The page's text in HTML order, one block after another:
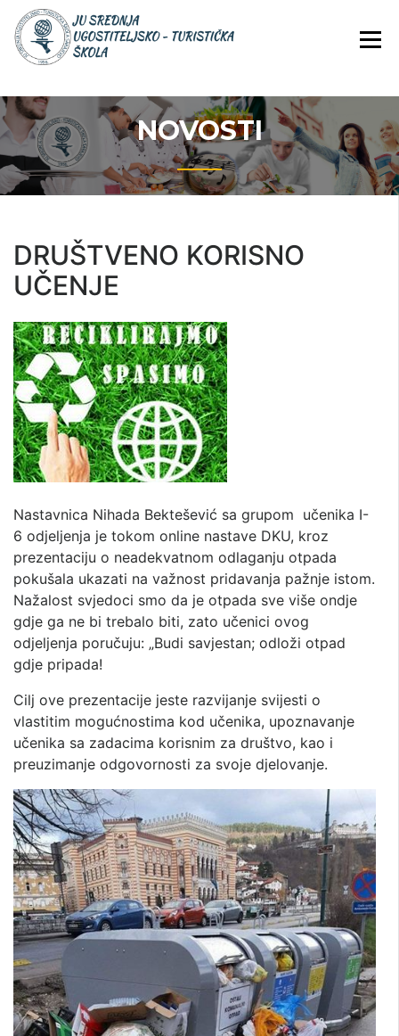
Skip
content
JU SREDNJA
NOVOSTI
DRUŠTVENO KORISNO
UČENJE
Nastavnica Nihada Bektešević sa grupom učenika I-
6 odjeljenja je tokom online nastave DKU, kroz
prezentaciju o neadekvatnom odlaganju otpada
pokušala ukazati na važnost pridavanja pažnje istom.
Nažalost svjedoci smo da je otpada sve više ondje
gdje ga ne bi trebalo biti, zato učenici ovog
odjeljenja poručuju: „Budi savjestan; odloži otpad
gdje pripada!
Cilj ove prezentacije jeste razvijanje svijesti o
vlastitim mogućnostima kod učenika, upoznavanje
učenika sa zadacima korisnim za društvo, kao i
preuzimanje odgovornosti za svoje djelovanje.